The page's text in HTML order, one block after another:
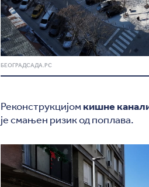
БЕОГРАДСАДА.РС
Реконструкцијомкишне
је смањен ризик од поплава.